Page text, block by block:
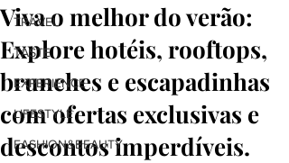
TRAVEL
TASTE
EXPERIENCE
LIFESTYLE
FASHION&BEAUTY
Viva o melhor do verão:
Explore hotéis, rooftops,
brunches e escapadinhas
com ofertas exclusivas e
descontos imperdíveis.